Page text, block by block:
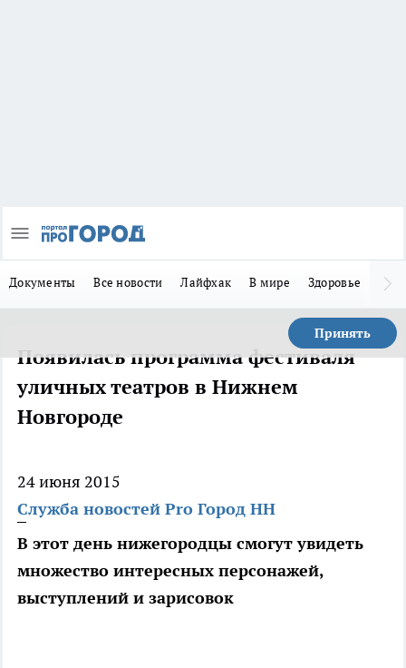
Документы Все новости Лайфхак В мире Здоровье
Принять
Появилась программа фестиваля
уличных театров в Нижнем
Новгороде
24 июня 2015
Служба новостей Pro Город НН
В этот день нижегородцы смогут увидеть
множество интересных персонажей,
выступлений и зарисовок